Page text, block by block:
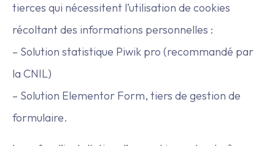
tierces qui nécessitent l’utilisation de cookies
récoltant des informations personnelles :
– Solution statistique Piwik pro (recommandé par
la CNIL)
– Solution Elementor Form, tiers de gestion de
formulaire.